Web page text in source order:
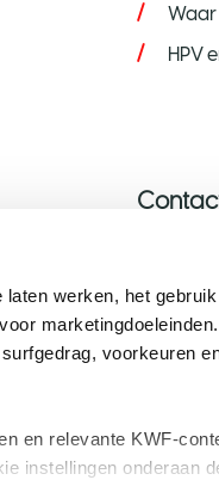
werken, het
voorkeuren
en relevante KWF-
instellingen onderaan
Waar
HPV